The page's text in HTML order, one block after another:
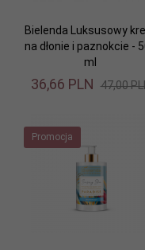
Bielenda Luksusowy
na dłonie i paznokcie -
ml
36,66 PLN 47,00
Promocja